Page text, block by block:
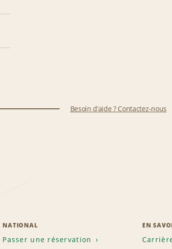
Besoin d’aide ? Contactez-nous
NATIONAL
Passer une réservation
EN